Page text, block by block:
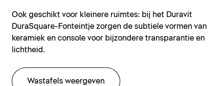
Ook geschikt voor kleinere ruimtes: bij het Duravit
DuraSquare-Fonteintje zorgen de subtiele vormen van
keramiek en console voor bijzondere transparantie en
lichtheid.
Wastafels weergeven